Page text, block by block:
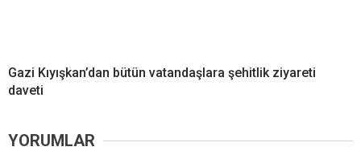
Gazi Kıyışkan’dan bütün vatandaşlara şehitlik ziyareti
daveti
YORUMLAR